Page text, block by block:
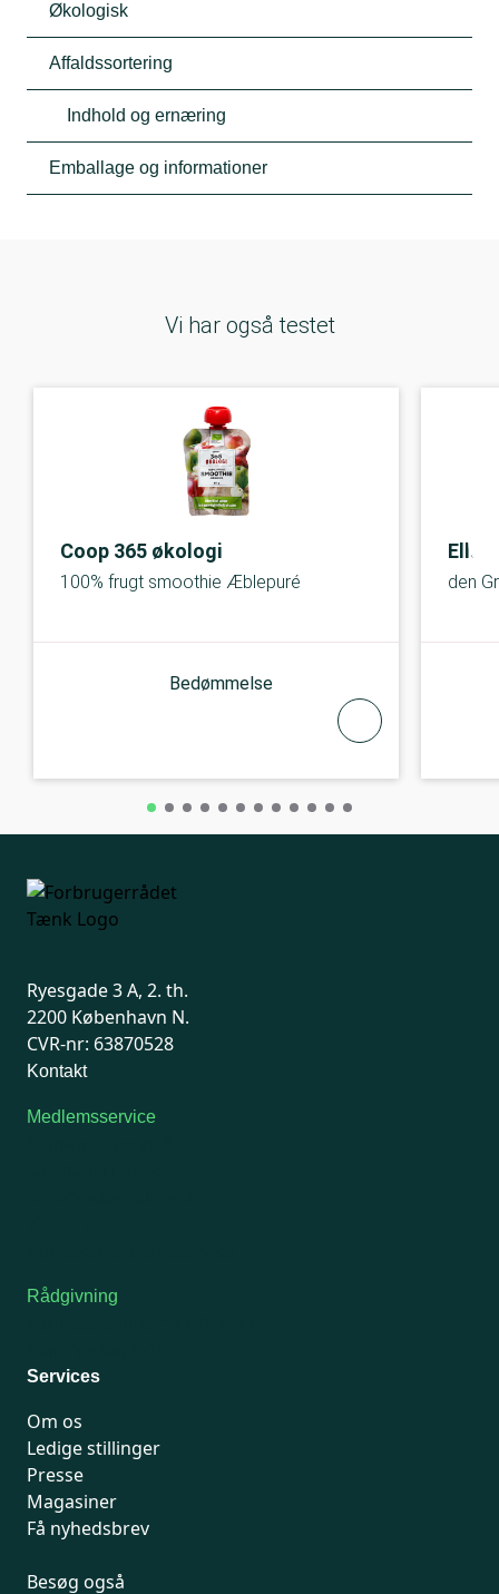
Økologisk
Affaldssortering
Indhold og ernæring
Emballage og informationer
Vi har også testet
Coop 365 økologi
100% frugt smoothie Æblepuré
Bedømmelse
den
Ryesgade 3 A, 2. th.
2200 København N.
CVR-nr: 63870528
Kontakt
Medlemsservice
Rådgivning
Services
Om os
Ledige stillinger
Presse
Magasiner
Få nyhedsbrev
Besøg også